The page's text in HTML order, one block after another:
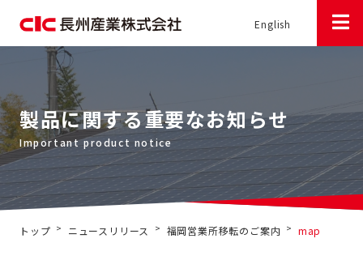
English
製品に関する重要なお知らせ
トップ > ニュースリリース > 福岡営業所移転のご案内 > map